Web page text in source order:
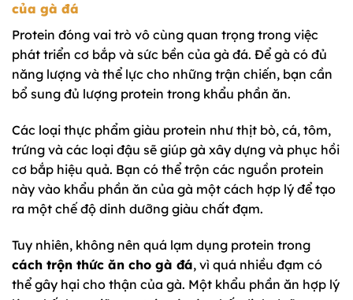
của gà đá
Protein đóng vai trò vô cùng quan trọng trong việc
phát triển cơ bắp và sức bền của gà đá. Để gà có đủ
năng lượng và thể lực cho những trận chiến, bạn cần
bổ sung đủ lượng protein trong khẩu phần ăn.
Các loại thực phẩm giàu protein như thịt bò, cá, tôm,
trứng và các loại đậu sẽ giúp gà xây dựng và phục hồi
cơ bắp hiệu quả. Bạn có thể trộn các nguồn protein
này vào khẩu phần ăn của gà một cách hợp lý để tạo
ra một chế độ dinh dưỡng giàu chất đạm.
Tuy nhiên, không nên quá lạm dụng protein trong
cách trộn thức ăn cho gà đá, vì quá nhiều đạm có
thể gây hại cho thận của gà. Một khẩu phần ăn hợp lý